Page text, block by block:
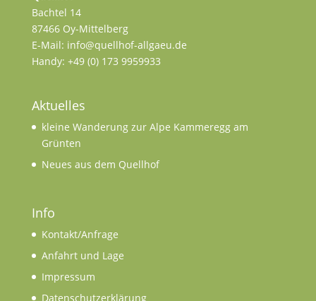
Bachtel 14
87466 Oy-Mittelberg
E-Mail: info@quellhof-allgaeu.de
Handy: +49 (0) 173 9959933
Aktuelles
kleine Wanderung zur Alpe Kammeregg am
Grünten
Neues aus dem Quellhof
Info
Kontakt/Anfrage
Anfahrt und Lage
Impressum
Datenschutzerklärung